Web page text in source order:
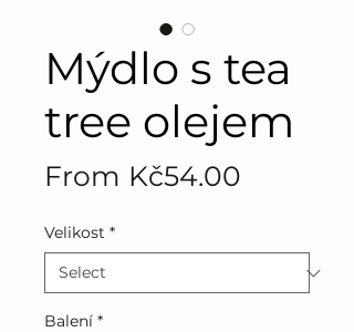
Mýdlo s tea
tree olejem
From Kč54.00
Velikost *
Balení *